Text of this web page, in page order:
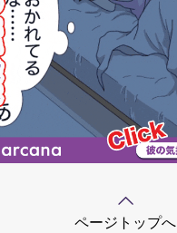
ページトップへ